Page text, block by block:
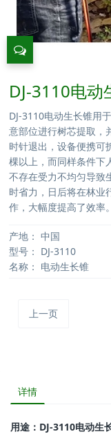
DJ-3110电动
DJ-3110电动生长锥用
意部位进行树芯提取，
时针退出，设备便携可
棵以上，而同样条件下
不存在受力不均匀导致
时省力，日后将在林业
作，大幅度提高了效率。
产地： 中国
型号： DJ-3110
名称： 电动生长锥
上一页
详情
用途： DJ-3110电动生